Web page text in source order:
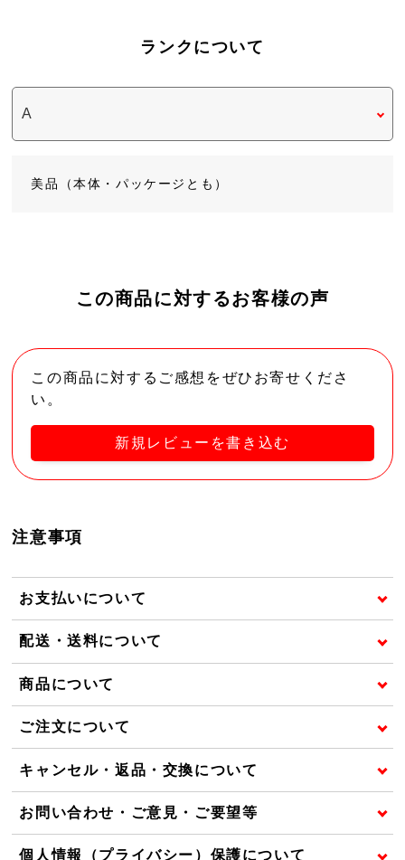
ランクについて
美品（本体・パッケージとも）
この商品に対するお客様の声
この商品に対するご感想をぜひお寄せくださ
い。
新規レビューを書き込む
注意事項
お支払いについて
配送・送料について
商品について
ご注文について
キャンセル・返品・交換について
お問い合わせ・ご意見・ご要望等
個人情報（プライバシー）保護について